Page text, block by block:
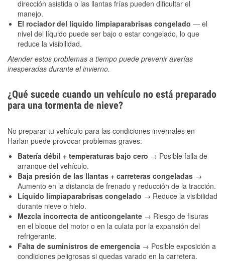
dirección asistida o las llantas frías pueden dificultar el
manejo.
El rociador del líquido limpiaparabrisas congelado — el
nivel del líquido puede ser bajo o estar congelado, lo que
reduce la visibilidad.
Atender estos problemas a tiempo puede prevenir averías
inesperadas durante el invierno.
¿Qué sucede cuando un vehículo no está preparado
para una tormenta de nieve?
No preparar tu vehículo para las condiciones invernales en
Harlan puede provocar problemas graves:
Batería débil + temperaturas bajo cero → Posible falla de
arranque del vehículo.
Baja presión de las llantas + carreteras congeladas →
Aumento en la distancia de frenado y reducción de la tracción.
Líquido limpiaparabrisas congelado → Reduce la visibilidad
durante nieve o hielo.
Mezcla incorrecta de anticongelante → Riesgo de fisuras
en el bloque del motor o en la culata por la expansión del
refrigerante.
Falta de suministros de emergencia → Posible exposición a
condiciones peligrosas si quedas varado en la carretera.